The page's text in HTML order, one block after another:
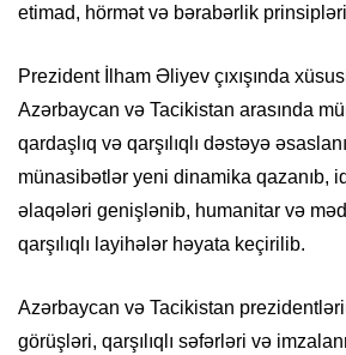
etimad, hörmət və bərabərlik
Prezident İlham Əliyev çıxışında
Azərbaycan və Tacikistan arasında
qardaşlıq və qarşılıqlı dəstəyə
münasibətlər yeni dinamika qazanıb,
əlaqələri genişlənib, humanitar və
qarşılıqlı layihələr həyata keçirilib.
Azərbaycan və Tacikistan
görüşləri, qarşılıqlı səfərləri və